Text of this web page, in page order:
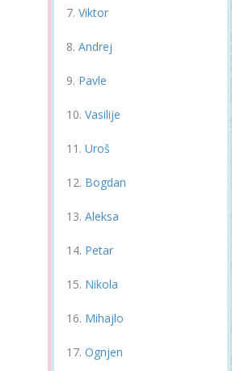
Viktor
Andrej
Pavle
Vasilije
Uroš
Bogdan
Aleksa
Petar
Nikola
Mihajlo
Ognjen